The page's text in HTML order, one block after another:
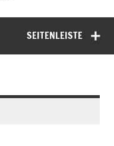
SEITENLEISTE